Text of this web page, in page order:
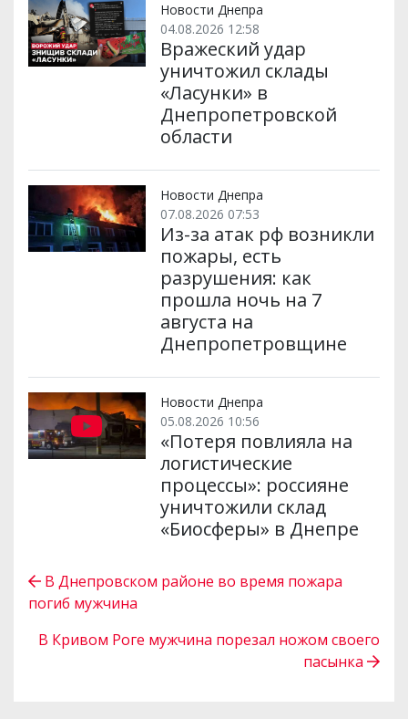
Новости Днепра
04.08.2026 12:58
Вражеский удар
уничтожил склады
«Ласунки» в
Днепропетровской
области
Новости Днепра
07.08.2026 07:53
Из-за атак рф возникли
пожары, есть
разрушения: как
прошла ночь на 7
августа на
Днепропетровщине
Новости Днепра
05.08.2026 10:56
«Потеря повлияла на
логистические
процессы»: россияне
уничтожили склад
«Биосферы» в Днепре
В Днепровском районе во время пожара
погиб мужчина
В Кривом Роге мужчина порезал ножом своего
пасынка